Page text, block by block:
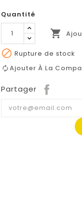
Quantité

 Rupture de stock
Ajouter À La
Partager